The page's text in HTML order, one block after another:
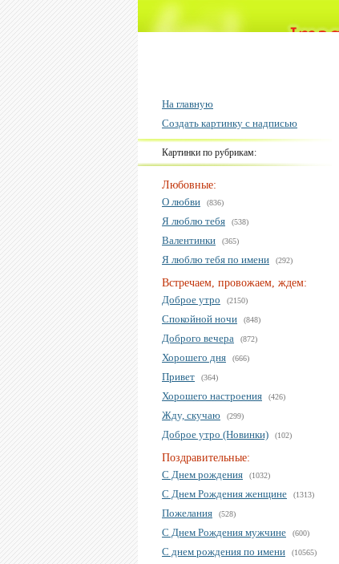
На главную
Создать картинку с надписью
Картинки по рубрикам:
Любовные:
О любви
(836)
Я люблю тебя (538)
Валентинки (365)
Я люблю тебя по имени (292)
Встречаем, провожаем, ждем:
Доброе утро
(2150)
Спокойной ночи (848)
Доброго вечера (872)
Хорошего дня (666)
Привет (364)
Хорошего настроения (426)
Жду, скучаю (299)
Доброе утро (Новинки) (102)
Поздравительные:
С Днем рождения
(1032)
С Днем Рождения женщине (1313)
Пожелания (528)
С Днем Рождения мужчине (600)
С днем рождения по имени (10565)